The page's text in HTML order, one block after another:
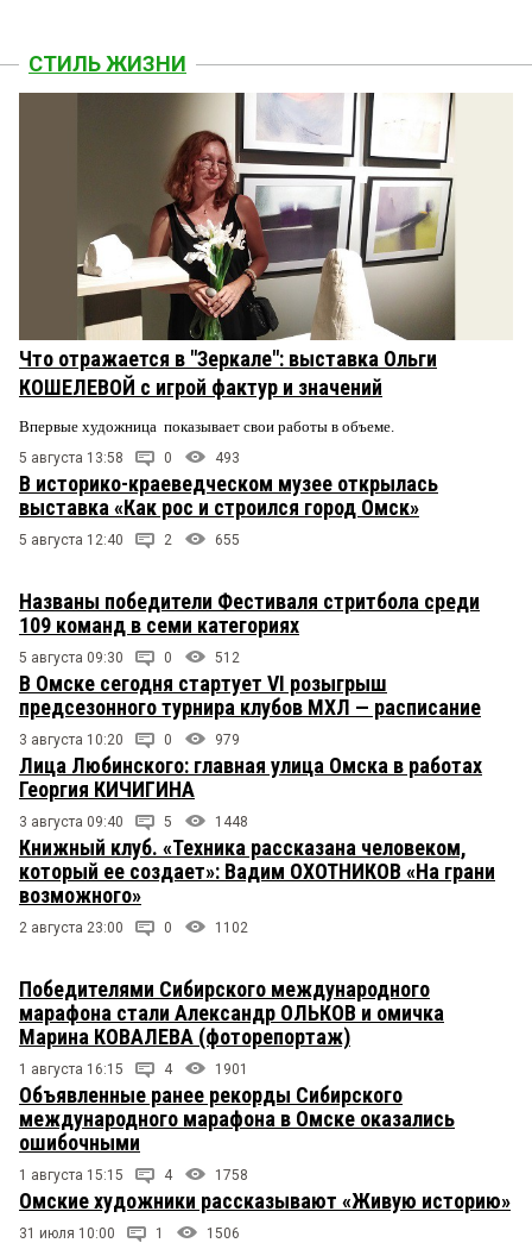
СТИЛЬ ЖИЗНИ
Что отражается в "Зеркале": выставка Ольги
КОШЕЛЕВОЙ с игрой фактур и значений
Впервые художница показывает свои работы в объеме.
5 августа 13:58 0 493
В историко-краеведческом музее открылась
выставка «Как рос и строился город Омск»
5 августа 12:40 2 655
Названы победители Фестиваля стритбола среди
109 команд в семи категориях
5 августа 09:30 0 512
В Омске сегодня стартует VI розыгрыш
предсезонного турнира клубов МХЛ — расписание
3 августа 10:20 0 979
Лица Любинского: главная улица Омска в работах
Георгия КИЧИГИНА
3 августа 09:40 5 1448
Книжный клуб. «Техника рассказана человеком,
который ее создает»: Вадим ОХОТНИКОВ «На грани
возможного»
2 августа 23:00 0 1102
Победителями Сибирского международного
марафона стали Александр ОЛЬКОВ и омичка
Марина КОВАЛЕВА (фоторепортаж)
1 августа 16:15 4 1901
Объявленные ранее рекорды Сибирского
международного марафона в Омске оказались
ошибочными
1 августа 15:15 4 1758
Омские художники рассказывают «Живую историю»
31 июля 10:00 1 1506